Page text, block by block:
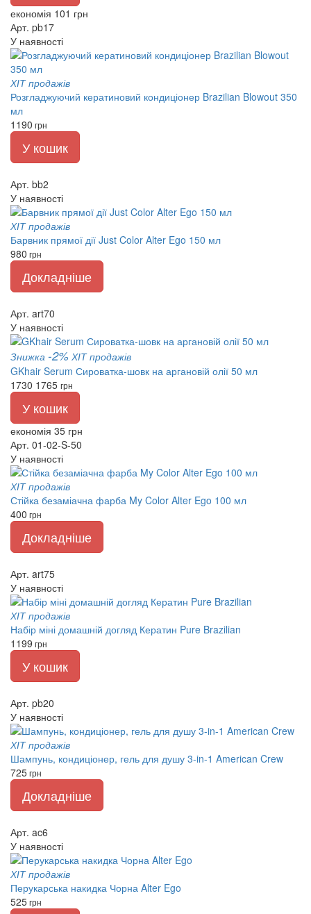
економія 101 грн
Арт. pb17
У наявності
ХІТ продажів
Розгладжуючий кератиновий кондиціонер Brazilian Blowout 350
мл
1190 грн
У кошик
Арт. bb2
У наявності
ХІТ продажів
Барвник прямої дії Just Color Alter Ego 150 мл
980 грн
Докладніше
Арт. art70
У наявності
Знижка -2% ХІТ продажів
GKhair Serum Сироватка-шовк на аргановій олії 50 мл
1730 1765 грн
У кошик
економія 35 грн
Арт. 01-02-S-50
У наявності
ХІТ продажів
Стійка безаміачна фарба My Color Alter Ego 100 мл
400 грн
Докладніше
Арт. art75
У наявності
ХІТ продажів
Набір міні домашній догляд Кератин Pure Brazilian
1199 грн
У кошик
Арт. pb20
У наявності
ХІТ продажів
Шампунь, кондиціонер, гель для душу 3-in-1 American Crew
725грн
Докладніше
Арт. ac6
У наявності
ХІТ продажів
Перукарська накидка Чорна Alter Ego
525грн